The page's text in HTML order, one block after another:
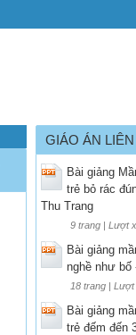
GIÁO ÁN
Bài giảng
trẻ bỏ rác
Thu Trang
9 trang | Lượt
Bài giảng
nghề như bố
18 trang |
Bài giảng
trẻ đếm đến